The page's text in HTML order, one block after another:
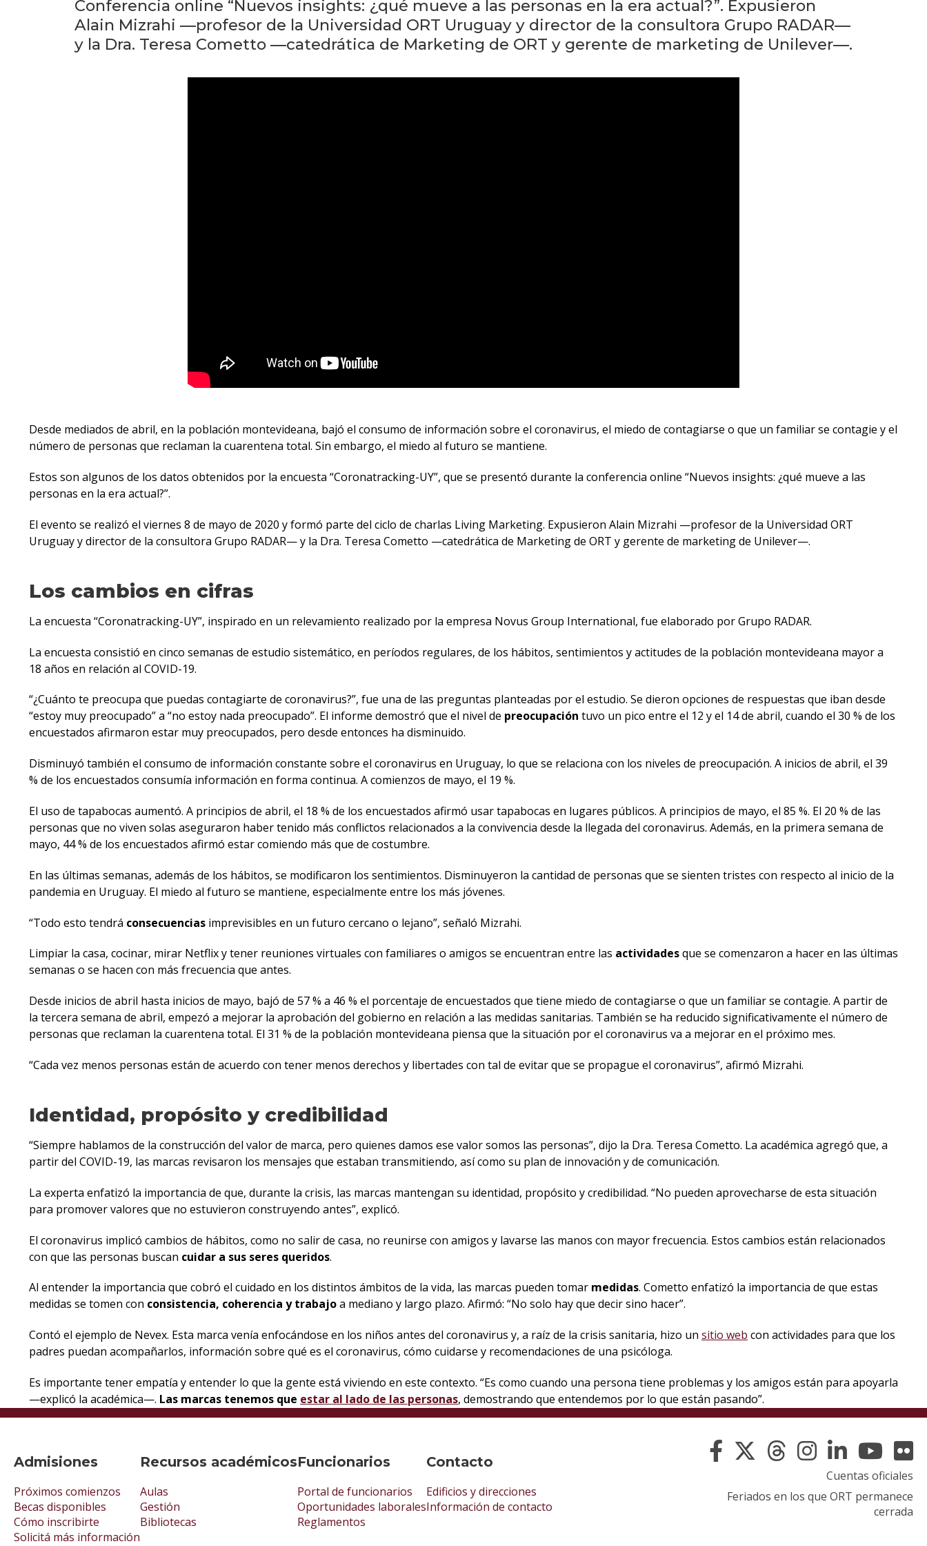
Eventos
Conferencia online “Nuevos insights: ¿qué mueve a las personas en la era actual?”. Expusieron
Alain Mizrahi —profesor de la Universidad ORT Uruguay y director de la consultora Grupo RADAR—
y la Dra. Teresa Cometto —catedrática de Marketing de ORT y gerente de marketing de Unilever—.
Desde mediados de abril, en la población montevideana, bajó el consumo de información sobre el coronavirus, el miedo de contagiarse o que un familiar se contagie y el
número de personas que reclaman la cuarentena total. Sin embargo, el miedo al futuro se mantiene.
Estos son algunos de los datos obtenidos por la encuesta “Coronatracking-UY”, que se presentó durante la conferencia online “Nuevos insights: ¿qué mueve a las
personas en la era actual?”.
El evento se realizó el viernes 8 de mayo de 2020 y formó parte del ciclo de charlas Living Marketing. Expusieron Alain Mizrahi —profesor de la Universidad ORT
Uruguay y director de la consultora Grupo RADAR— y la Dra. Teresa Cometto —catedrática de Marketing de ORT y gerente de marketing de Unilever—.
Los cambios en cifras
La encuesta “Coronatracking-UY”, inspirado en un relevamiento realizado por la empresa Novus Group International, fue elaborado por Grupo RADAR.
La encuesta consistió en cinco semanas de estudio sistemático, en períodos regulares, de los hábitos, sentimientos y actitudes de la población montevideana mayor a
18 años en relación al COVID-19.
“¿Cuánto te preocupa que puedas contagiarte de coronavirus?”, fue una de las preguntas planteadas por el estudio. Se dieron opciones de respuestas que iban desde
“estoy muy preocupado” a “no estoy nada preocupado”. El informe demostró que el nivel de preocupación tuvo un pico entre el 12 y el 14 de abril, cuando el 30 % de los
encuestados afirmaron estar muy preocupados, pero desde entonces ha disminuido.
Disminuyó también el consumo de información constante sobre el coronavirus en Uruguay, lo que se relaciona con los niveles de preocupación. A inicios de abril, el 39
% de los encuestados consumía información en forma continua. A comienzos de mayo, el 19 %.
El uso de tapabocas aumentó. A principios de abril, el 18 % de los encuestados afirmó usar tapabocas en lugares públicos. A principios de mayo, el 85 %. El 20 % de las
personas que no viven solas aseguraron haber tenido más conflictos relacionados a la convivencia desde la llegada del coronavirus. Además, en la primera semana de
mayo, 44 % de los encuestados afirmó estar comiendo más que de costumbre.
En las últimas semanas, además de los hábitos, se modificaron los sentimientos. Disminuyeron la cantidad de personas que se sienten tristes con respecto al inicio de la
pandemia en Uruguay. El miedo al futuro se mantiene, especialmente entre los más jóvenes.
“Todo esto tendrá consecuencias imprevisibles en un futuro cercano o lejano”, señaló Mizrahi.
Limpiar la casa, cocinar, mirar Netflix y tener reuniones virtuales con familiares o amigos se encuentran entre las actividadesque se comenzaron a hacer en las últimas
semanas o se hacen con más frecuencia que antes.
Desde inicios de abril hasta inicios de mayo, bajó de 57 % a 46 % el porcentaje de encuestados que tiene miedo de contagiarse o que un familiar se contagie. A partir de
la tercera semana de abril, empezó a mejorar la aprobación del gobierno en relación a las medidas sanitarias. También se ha reducido significativamente el número de
personas que reclaman la cuarentena total. El 31 % de la población montevideana piensa que la situación por el coronavirus va a mejorar en el próximo mes.
“Cada vez menos personas están de acuerdo con tener menos derechos y libertades con tal de evitar que se propague el coronavirus”, afirmó Mizrahi.
Identidad, propósito y credibilidad
“Siempre hablamos de la construcción del valor de marca, pero quienes damos ese valor somos las personas”, dijo la Dra. Teresa Cometto. La académica agregó que, a
partir del COVID-19, las marcas revisaron los mensajes que estaban transmitiendo, así como su plan de innovación y de comunicación.
La experta enfatizó la importancia de que, durante la crisis, las marcas mantengan su identidad, propósito y credibilidad. “No pueden aprovecharse de esta situación
para promover valores que no estuvieron construyendo antes”, explicó.
El coronavirus implicó cambios de hábitos, como no salir de casa, no reunirse con amigos y lavarse las manos con mayor frecuencia. Estos cambios están relacionados
con que las personas buscan cuidar a sus seres queridos.
Al entender la importancia que cobró el cuidado en los distintos ámbitos de la vida, las marcas pueden tomar medidas. Cometto enfatizó la importancia de que estas
medidas se tomen con consistencia, coherencia y trabajoa mediano y largo plazo. Afirmó: “No solo hay que decir sino hacer”.
Contó el ejemplo de Nevex. Esta marca venía enfocándose en los niños antes del coronavirus y, a raíz de la crisis sanitaria, hizo un sitio web con actividades para que los
padres puedan acompañarlos, información sobre qué es el coronavirus, cómo cuidarse y recomendaciones de una psicóloga.
Es importante tener empatía y entender lo que la gente está viviendo en este contexto. “Es como cuando una persona tiene problemas y los amigos están para apoyarla
—explicó la académica—. Las marcas tenemos que estar al lado de las personas, demostrando que entendemos por lo que están pasando”.
Admisiones
Próximos comienzos
Becas disponibles
Cómo inscribirte
Solicitá más información
Recursos académicos
Aulas
Gestión
Bibliotecas
Funcionarios
Portal de funcionarios
Oportunidades laborales
Reglamentos
Contacto
Edificios y direcciones
Información de contacto
Cuentas oficiales
Feriados en los que ORT permanece
cerrada